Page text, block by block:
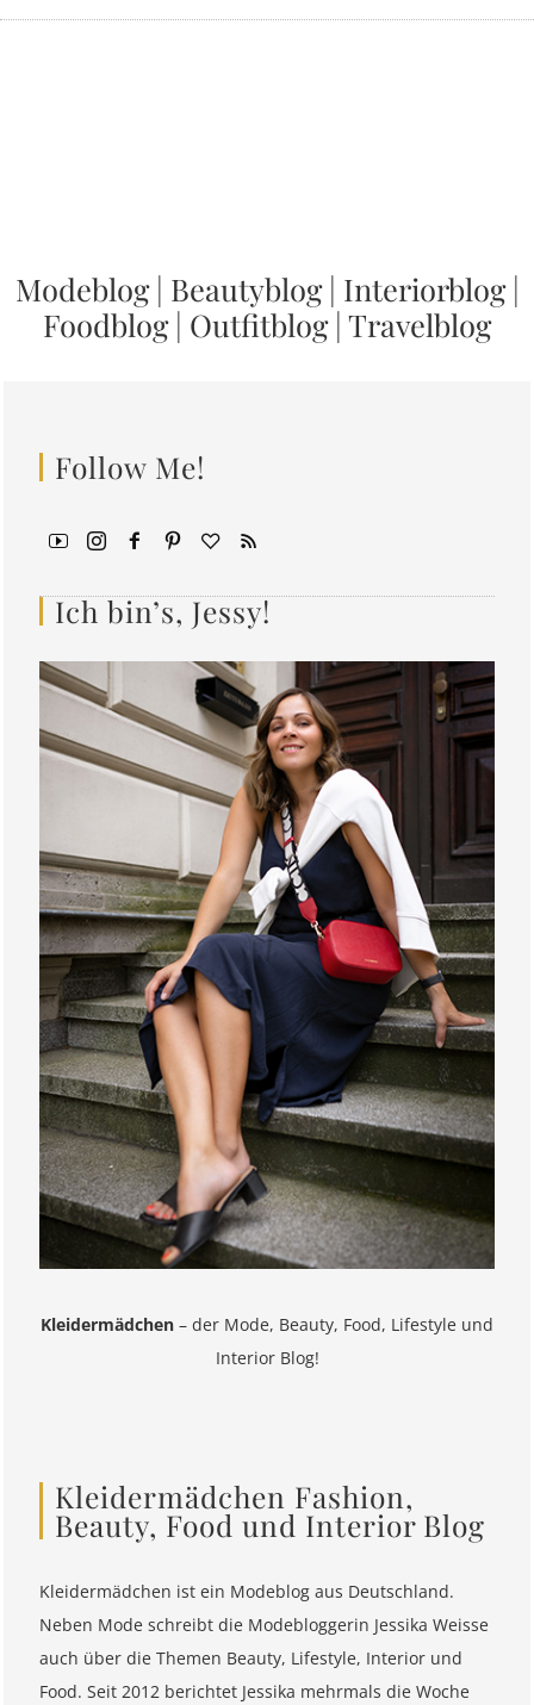
Modeblog| Beautyblog| Interiorblog|
Foodblog| Outfitblog| Travelblog
Follow Me!
Ich bin’s, Jessy!
Kleidermädchen – der Mode, Beauty, Food, Lifestyle und
Interior Blog!
Kleidermädchen Fashion,
Beauty, Food und Interior Blog
Kleidermädchen ist ein Modeblog aus Deutschland.
Neben Mode schreibt die Modebloggerin Jessika Weisse
auch über die Themen Beauty, Lifestyle, Interior und
Food. Seit 2012 berichtet Jessika mehrmals die Woche